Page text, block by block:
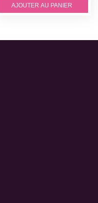
AJOUTER AU PANIER